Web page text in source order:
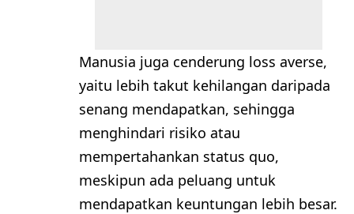
Manusia juga cenderung loss averse,
yaitu lebih takut kehilangan daripada
senang mendapatkan, sehingga
menghindari risiko atau
mempertahankan status quo,
meskipun ada peluang untuk
mendapatkan keuntungan lebih besar.